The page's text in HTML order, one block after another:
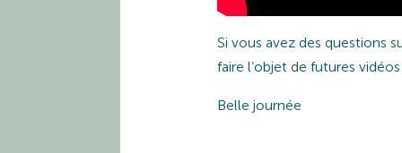
Si vous avez des questions
faire l’objet de futures vidéos
Belle journée